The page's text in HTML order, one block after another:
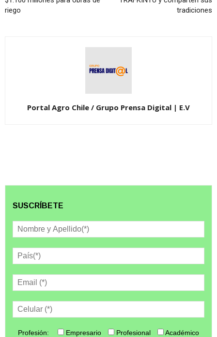
riego
tradiciones
Portal Agro Chile / Grupo Prensa Digital | E.V
SUSCRÍBETE
Profesión: Empresario Profesional
Académico